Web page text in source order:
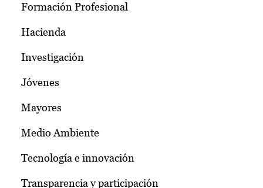
Formación Profesional
Hacienda
Investigación
Jóvenes
Mayores
Medio Ambiente
Tecnología e innovación
Transparencia y participación